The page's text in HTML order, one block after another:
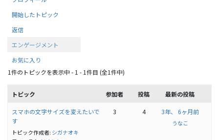
開始したトピック
返信
エンゲージメント
お気に入り
1件のトピックを表示中 - 1 - 1件目 (全1件中)
トピック 参加者 投稿 最新の投稿
スマホの文字サイズを変えたいで
す
トピック作成者: シガナオキ
3 4 3年、 6ヶ月前
うなこ